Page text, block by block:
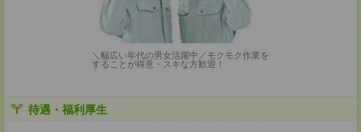
＼幅広い年代の男女活躍中／モクモク作業を
することが得意・スキな方歓迎！
待遇・福利厚生